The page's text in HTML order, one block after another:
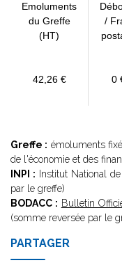
Emoluments
du Greffe
(HT)
/
42,26 € 0
Greffe : émoluments
de l'économie et des
INPI : Institut National
par le greffe)
BODACC : Bulletin
(somme reversée par le
PARTAGER